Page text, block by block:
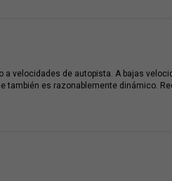
a velocidades de autopista. A bajas
también es razonablemente dinámico.